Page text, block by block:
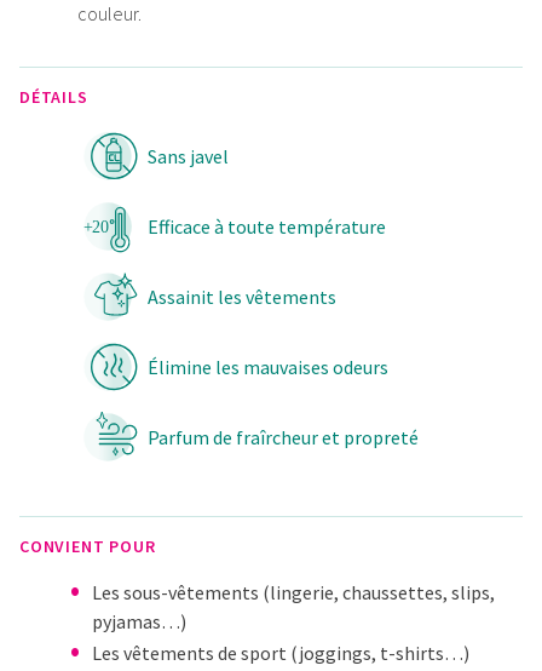
couleur.
DÉTAILS
Sans javel
Efficace à toute température
Assainit les vêtements
Élimine les mauvaises odeurs
Parfum de fraîrcheur et propreté
CONVIENT POUR
Les sous-vêtements (lingerie, chaussettes, slips,
pyjamas…)
Les vêtements de sport (joggings, t-shirts…)